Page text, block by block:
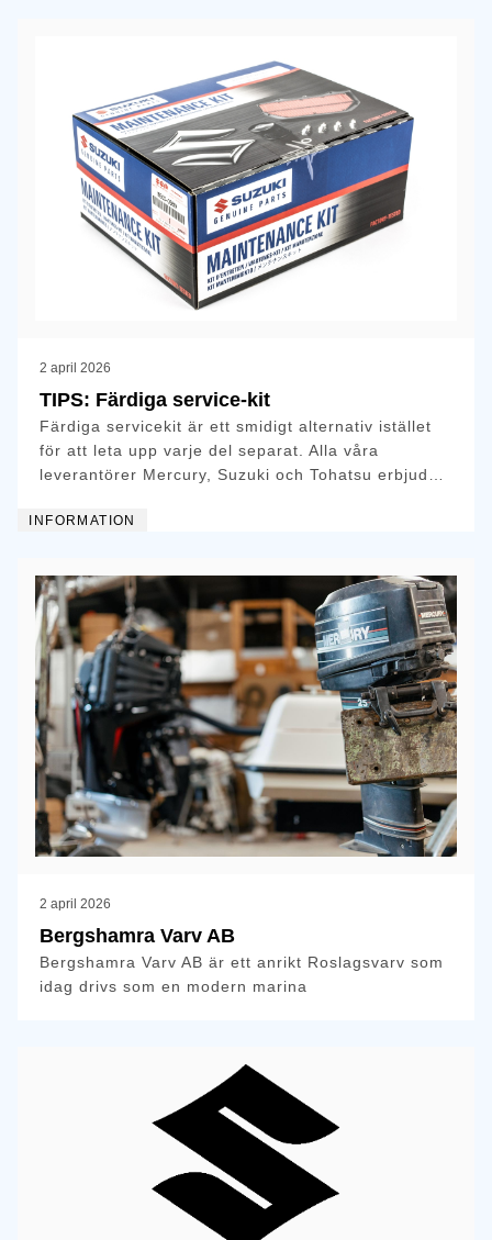
2 april 2026
TIPS: Färdiga service-kit
Färdiga servicekit är ett smidigt alternativ istället
för att leta upp varje del separat. Alla våra
leverantörer Mercury, Suzuki och Tohatsu erbjuder
INFORMATION
2 april 2026
Bergshamra Varv AB
​Bergshamra Varv AB är ett anrikt Roslagsvarv som
idag drivs som en modern marina